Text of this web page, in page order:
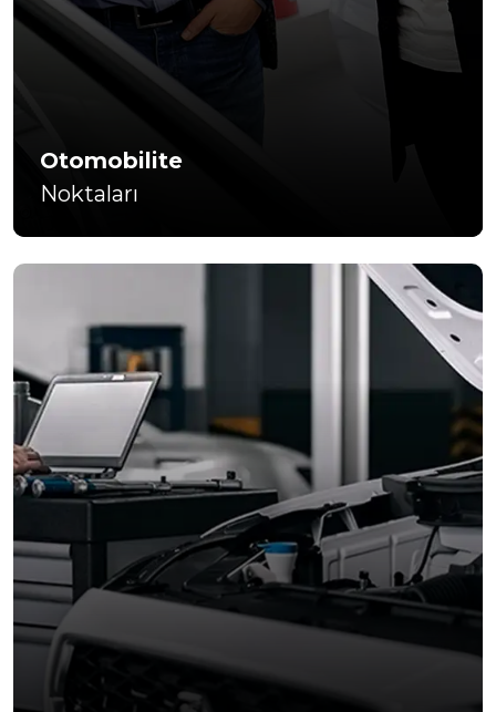
Otomobilite
Noktaları